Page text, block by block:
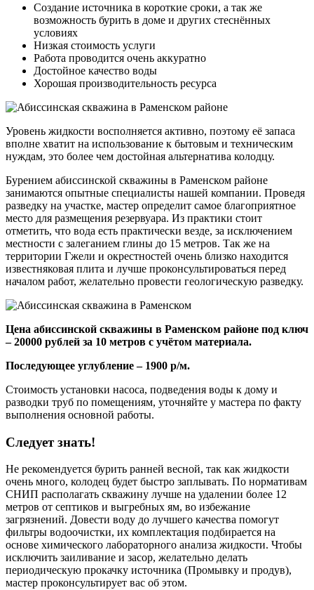
Создание источника в короткие сроки, а так же
возможность бурить в доме и других стеснённых
условиях
Низкая стоимость услуги
Работа проводится очень аккуратно
Достойное качество воды
Хорошая производительность ресурса
Уровень жидкости восполняется активно, поэтому её запаса
вполне хватит на использование к бытовым и техническим
нуждам, это более чем достойная альтернатива колодцу.
Бурением абиссинской скважины в Раменском районе
занимаются опытные специалисты нашей компании. Проведя
разведку на участке, мастер определит самое благоприятное
место для размещения резервуара. Из практики стоит
отметить, что вода есть практически везде, за исключением
местности с залеганием глины до 15 метров. Так же на
территории Гжели и окрестностей очень близко находится
известняковая плита и лучше проконсультироваться перед
началом работ, желательно провести геологическую разведку.
Цена абиссинской скважины в Раменском районе под ключ
– 20000 рублей за 10 метров с учётом материала.
Последующее углубление – 1900 р/м.
Стоимость установки насоса, подведения воды к дому и
разводки труб по помещениям, уточняйте у мастера по факту
выполнения основной работы.
Следует знать!
Не рекомендуется бурить ранней весной, так как жидкости
очень много, колодец будет быстро заплывать. По нормативам
СНИП располагать скважину лучше на удалении более 12
метров от септиков и выгребных ям, во избежание
загрязнений. Довести воду до лучшего качества помогут
фильтры водоочистки, их комплектация подбирается на
основе химического лабораторного анализа жидкости. Чтобы
исключить заиливание и засор, желательно делать
периодическую прокачку источника (Промывку и продув),
мастер проконсультирует вас об этом.